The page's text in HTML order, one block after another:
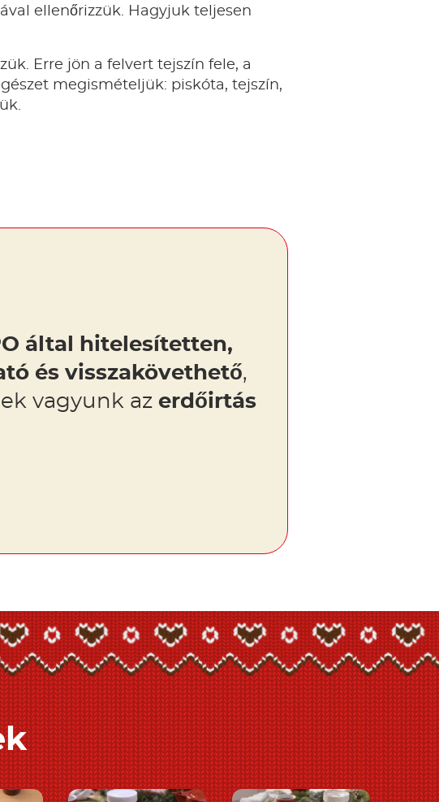
ellenőrizzük. Hagyjuk teljesen
Erre jön a felvert tejszín fele, a
megismételjük: piskóta, tejszín,
által hitelesítetten,
és visszakövethető,
vagyunk az erdőirtás